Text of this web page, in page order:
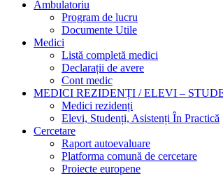
Ambulatoriu
Program de lucru
Documente Utile
Medici
Listă completă medici
Declarații de avere
Cont medic
MEDICI REZIDENȚI / ELEVI –
Medici rezidenți
Elevi, Studenți, Asistenți În Practică
Cercetare
Raport autoevaluare
Platforma comună de cercetare
Proiecte europene